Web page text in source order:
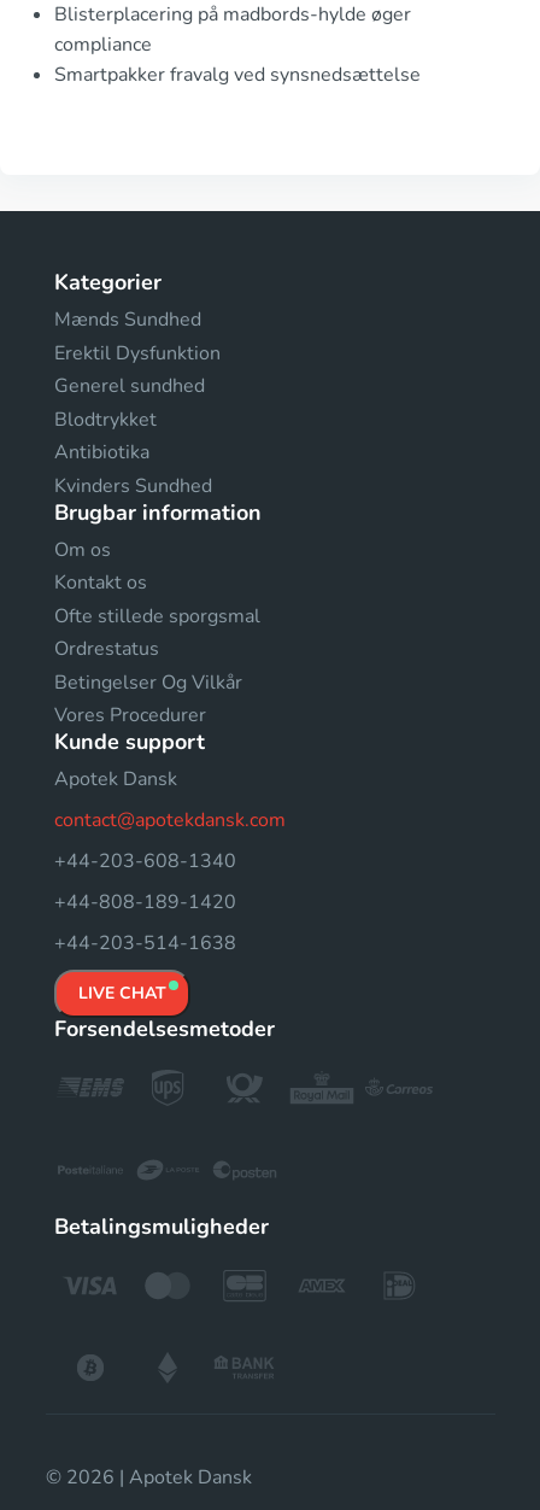
Blisterplacering på madbords-hylde øger
compliance
Smartpakker fravalg ved synsnedsættelse
Kategorier
Mænds Sundhed
Erektil Dysfunktion
Generel sundhed
Blodtrykket
Antibiotika
Kvinders Sundhed
Brugbar information
Om os
Kontakt os
Ofte stillede sporgsmal
Ordrestatus
Betingelser Og Vilkår
Vores Procedurer
Kunde support
Apotek Dansk
contact@apotekdansk.com
+44-203-608-1340
+44-808-189-1420
+44-203-514-1638
LIVE CHAT
Forsendelsesmetoder
Betalingsmuligheder
© 2026 | Apotek Dansk